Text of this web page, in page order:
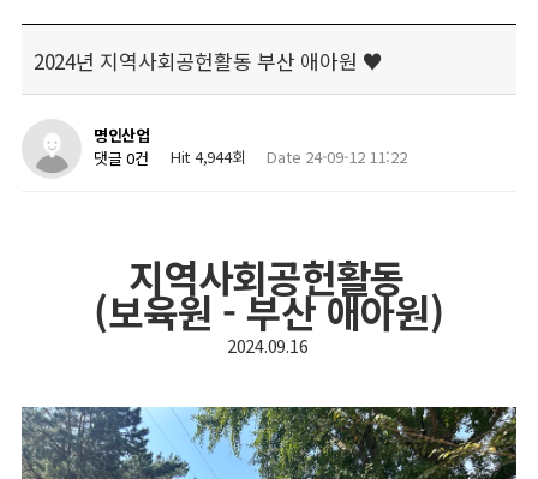
2024년 지역사회공헌활동 부산 애아원 ♥
명인산업
댓글 0건
Hit 4,944회 Date 24-09-12 11:22
지역사회공헌활동
(보육원 - 부산 애아원)
2024.09.16